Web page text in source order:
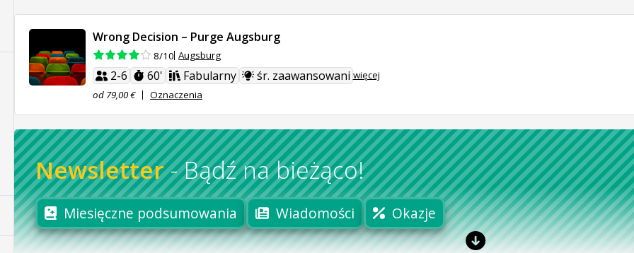
Wrong Decision – Purge Augsburg
8/10 Augsburg
2-6 60' Fabularny śr. zaawansowani więcej
od 79,00 €
Oznaczenia
Newsletter -Bądź na bieżąco!
Miesięczne podsumowania Wiadomości Okazje